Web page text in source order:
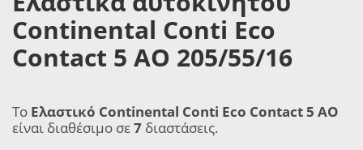
Continental Conti Eco
Contact 5 AO 205/55/16
Το Ελαστικό Continental Conti Eco Contact 5 AO
είναι διαθέσιμο σε7 διαστάσεις.